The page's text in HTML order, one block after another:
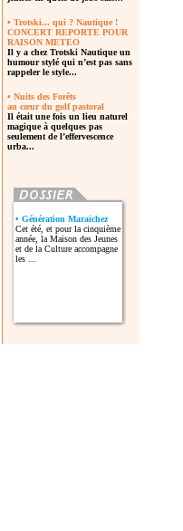
• Trotski... qui ? Nautique !
CONCERT REPORTE POUR
RAISON METEO
Il y a chezTrotski Nautique un
humour styléqui n’est pas sans
rappeler le style...
• Nuits des Forêts
au cœur du golf pastoral
Il était une fois un lieu naturel
magique à quelques pas
seulement de l’effervescence
urba...
• Génération Maraichez
Cet été, et pour la cinquième
année, la Maison des Jeunes
et de la Culture accompagne
les ...